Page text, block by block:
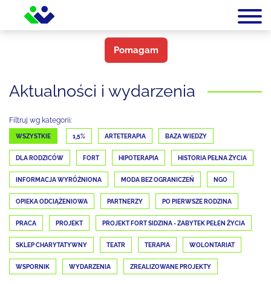
Pomagam
Aktualności i wydarzenia
Filtruj wg kategorii:
WSZYSTKIE 1,5% ARTETERAPIA BAZA WIEDZY
DLA RODZICÓW FORT HIPOTERAPIA HISTORIA PEŁNA ŻYCIA
INFORMACJA WYRÓŻNIONA MODA BEZ OGRANICZEŃ NGO
OPIEKA ODCIĄŻENIOWA PARTNERZY PO PIERWSZE RODZINA
PRACA PROJEKT PROJEKT FORT SIDZINA - ZABYTEK PEŁEN ŻYCIA
SKLEP CHARYTATYWNY TEATR TERAPIA WOLONTARIAT
WSPORNIK WYDARZENIA ZREALIZOWANE PROJEKTY